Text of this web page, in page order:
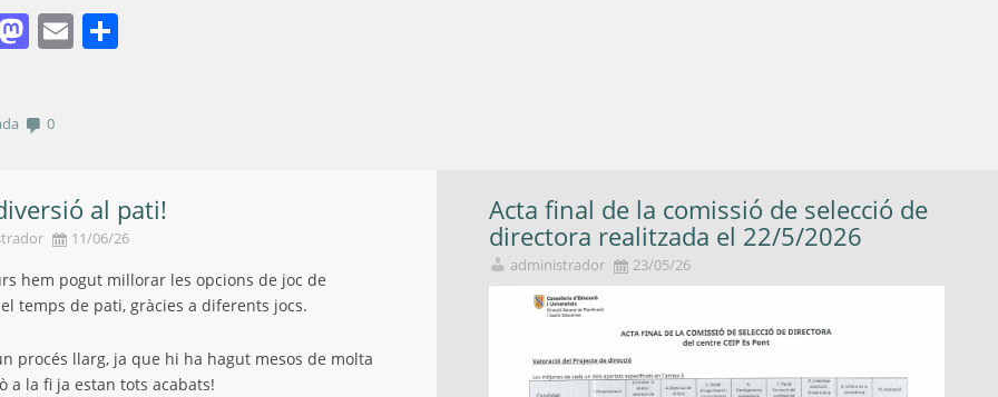
Mastodon
Email
0
al pati!
11/06/26
hem pogut millorar les opcions de joc de
temps de pati, gràcies a diferents jocs.
procés llarg, ja que hi ha hagut mesos de molta
a la fi ja estan tots acabats!
Acta final de la comissió de selecció de
directora realitzada el 22/5/2026
administrador 23/05/26